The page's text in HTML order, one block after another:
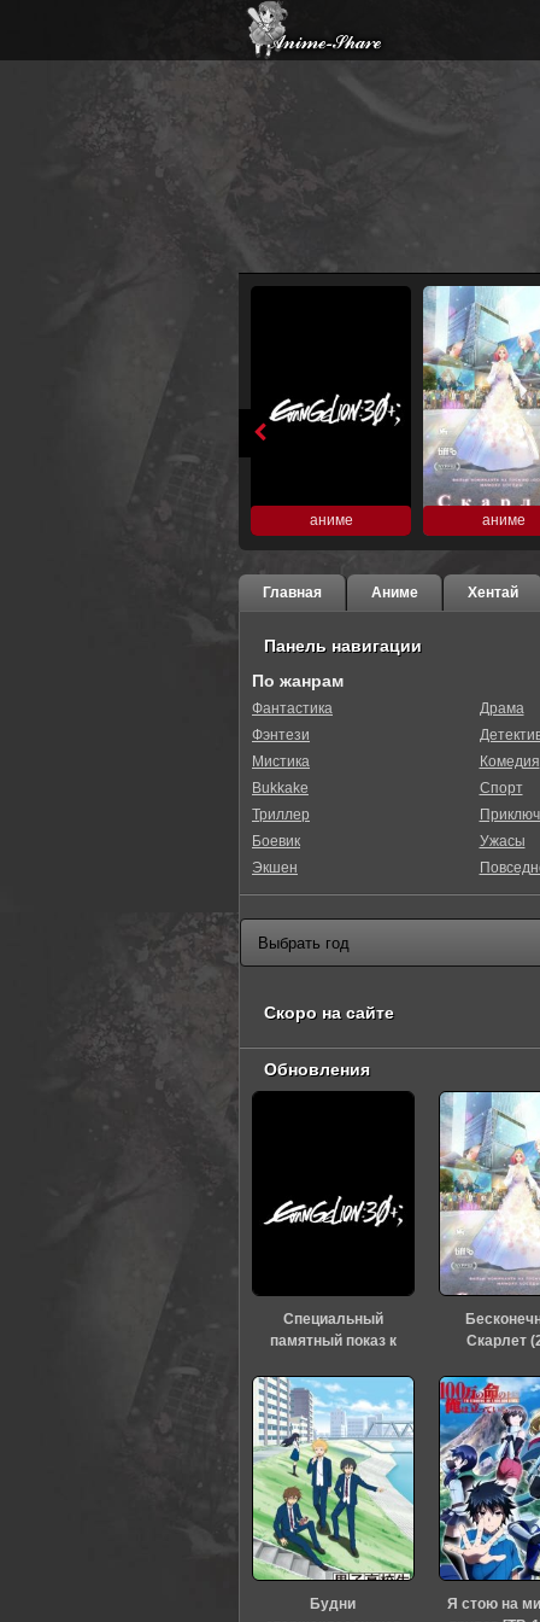
аниме аниме
Главная Аниме Хентай
Панель навигации
По жанрам
Фантастика
Фэнтези
Мистика
Bukkake
Триллер
Боевик
Экшен
Драма
Комедия
Спорт
Ужасы
Скоро на сайте
Обновления
Специальный
памятный показ к
«Евангелиона» (2026)
Скарлет
Будни
Я стою на